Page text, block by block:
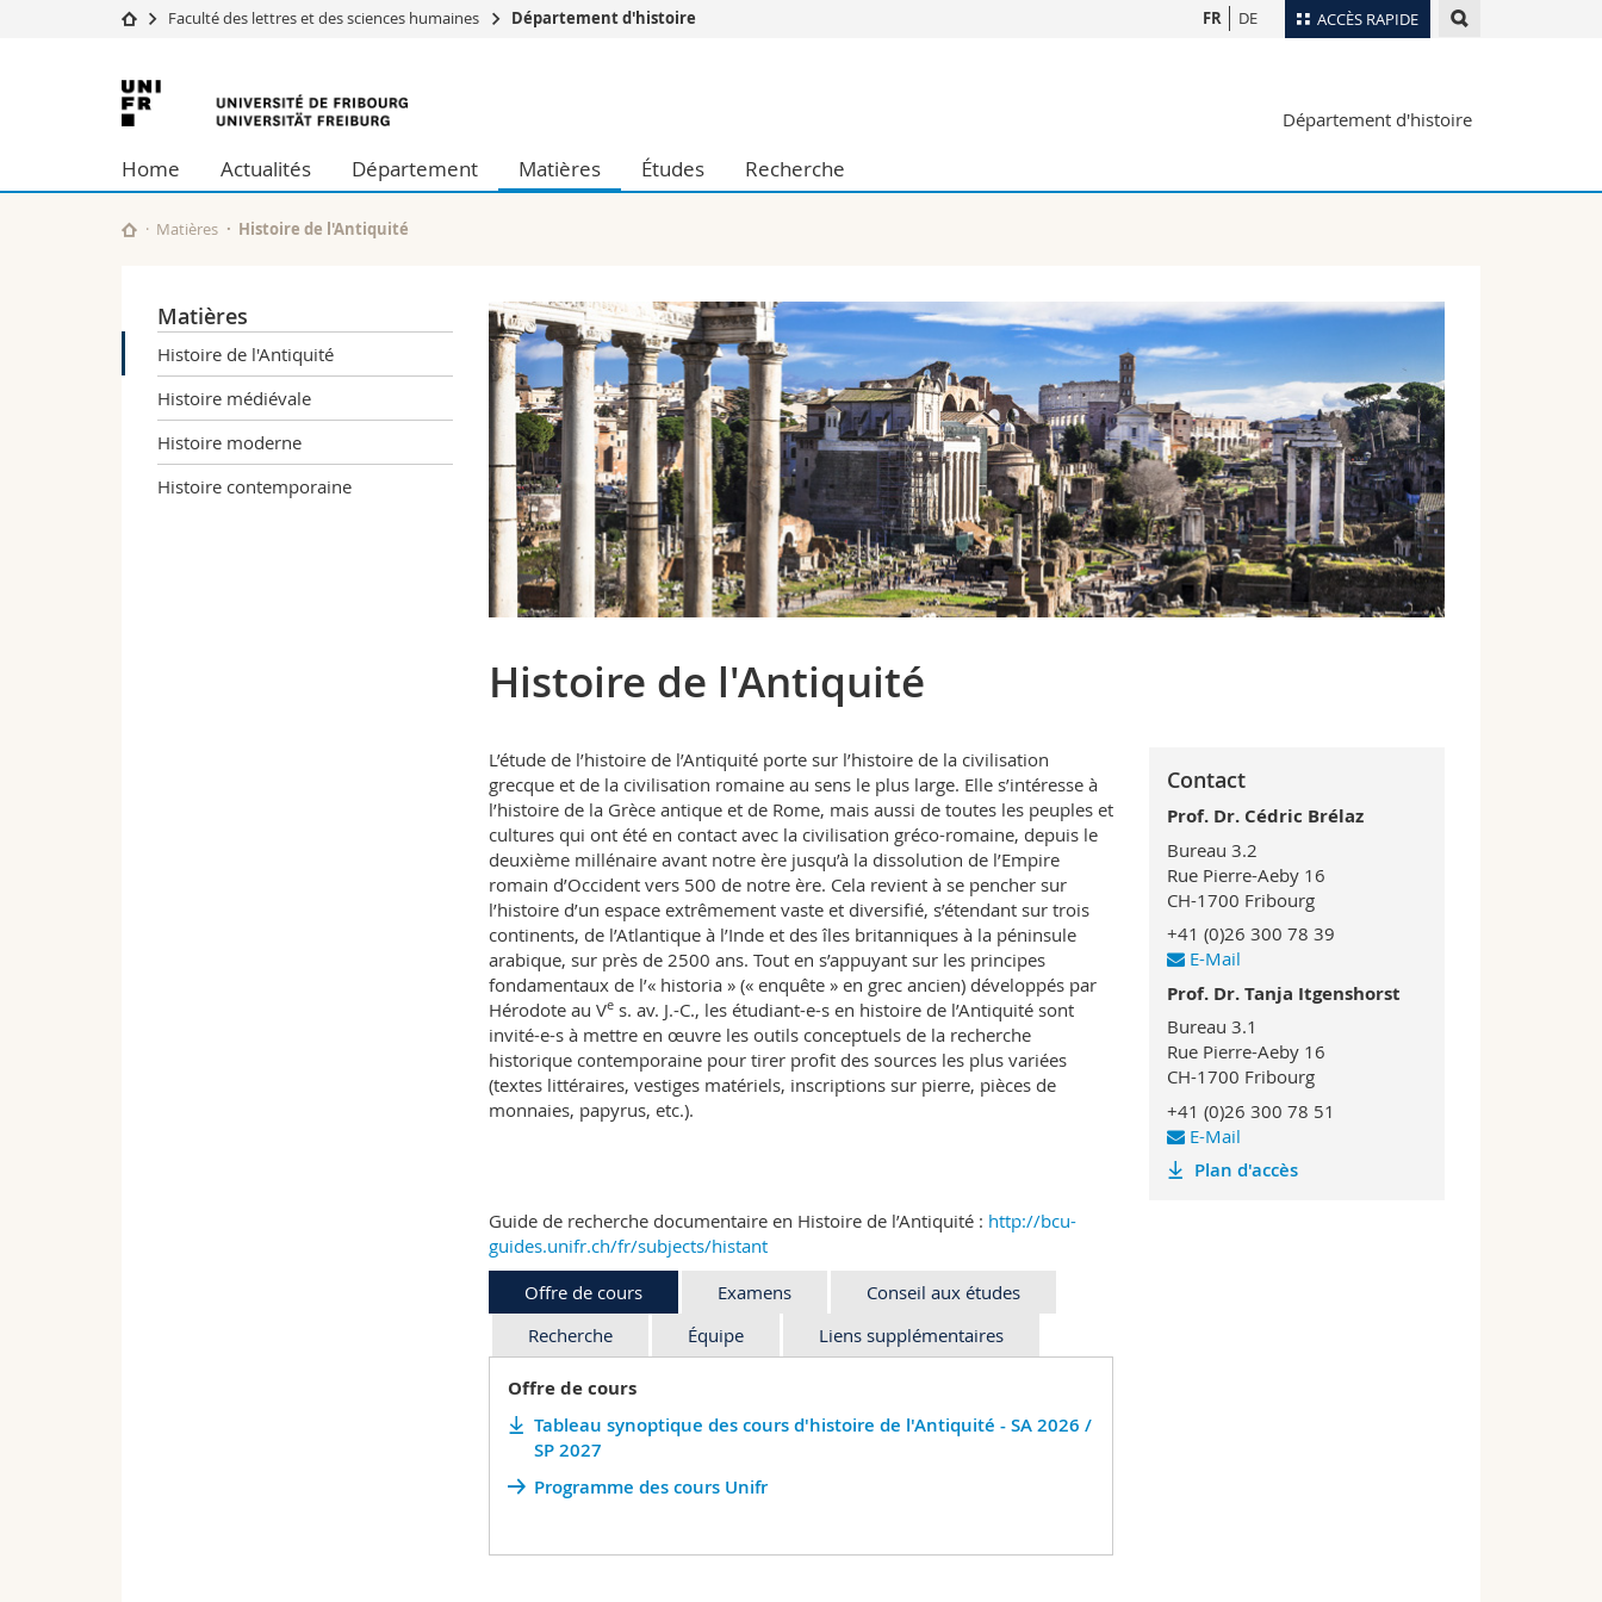
ACCÈS RAPIDE
Université
Recherche
Université
Formation continue
Sciences économiques et sociales et management
Lettres et sciences humaines
Chercheurs
Plan d'accès
Webmail
FR DE
Faculté des lettres et des sciences humaines Département d'histoire
Université
de
Fribourg
Département d'histoire
Home Actualités Département Matières Études Recherche
Matières Histoire de l'Antiquité
Matières
Histoire de l'Antiquité
Histoire médiévale
Histoire moderne
Histoire contemporaine
Histoire de l'Antiquité
L’étude de l’histoire de l’Antiquité porte sur l’histoire de la civilisation
grecque et de la civilisation romaine au sens le plus large. Elle s’intéresse à
l’histoire de la Grèce antique et de Rome, mais aussi de toutes les peuples et
cultures qui ont été en contact avec la civilisation gréco-romaine, depuis le
deuxième millénaire avant notre ère jusqu’à la dissolution de l’Empire
romain d’Occident vers 500 de notre ère. Cela revient à se pencher sur
l’histoire d’un espace extrêmement vaste et diversifié, s’étendant sur trois
continents, de l’Atlantique à l’Inde et des îles britanniques à la péninsule
arabique, sur près de 2500 ans. Tout en s’appuyant sur les principes
fondamentaux de l’« historia » (« enquête » en grec ancien) développés par
Hérodote au Ves. av. J.-C., les étudiant-e-s en histoire de l’Antiquité sont
invité-e-s à mettre en œuvre les outils conceptuels de la recherche
historique contemporaine pour tirer profit des sources les plus variées
(textes littéraires, vestiges matériels, inscriptions sur pierre, pièces de
monnaies, papyrus, etc.).
Guide de recherche documentaire en Histoire de l’Antiquité : http://bcu-
guides.unifr.ch/fr/subjects/histant
Offre de cours
Examens
Conseil aux études
Recherche
Équipe Liens supplémentaires
Offre de cours
Tableau synoptique des cours d'histoire de l'Antiquité - SA 2026 /
SP 2027
Programme des cours Unifr
Contact
Prof. Dr. Cédric Brélaz
Bureau 3.2
Rue Pierre-Aeby 16
CH-1700 Fribourg
+41 (0)26 300 78 39
E-Mail
Prof. Dr. Tanja Itgenshorst
Bureau 3.1
Rue Pierre-Aeby 16
CH-1700 Fribourg
+41 (0)26 300 78 51
E-Mail
Plan d'accès